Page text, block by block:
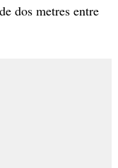
dos metres entre